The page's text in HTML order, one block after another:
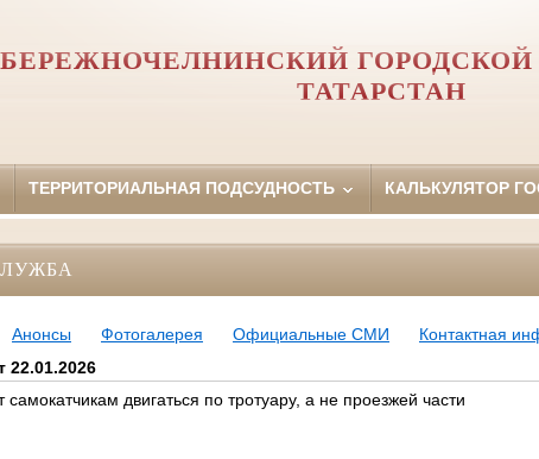
ГОРОДСКОЙ
ТАТАРСТАН
ТЕРРИТОРИАЛЬНАЯ ПОДСУДНОСТЬ КАЛЬКУЛЯТОР
Анонсы Фотогалерея Официальные СМИ
Контактная
22.01.2026
самокатчикам двигаться по тротуару, а не проезжей части